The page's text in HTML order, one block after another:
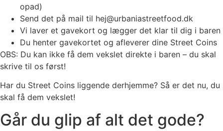
opad)
Send det på mail til hej@urbaniastreetfood.dk
Vi laver et gavekort og lægger det klar til dig i baren
Du henter gavekortet og afleverer dine Street Coins
OBS: Du kan ikke få dem vekslet direkte i baren – du skal
skrive til os først!
Har du Street Coins liggende derhjemme? Så er det nu, du
skal få dem vekslet!
Går du glip af alt det gode?